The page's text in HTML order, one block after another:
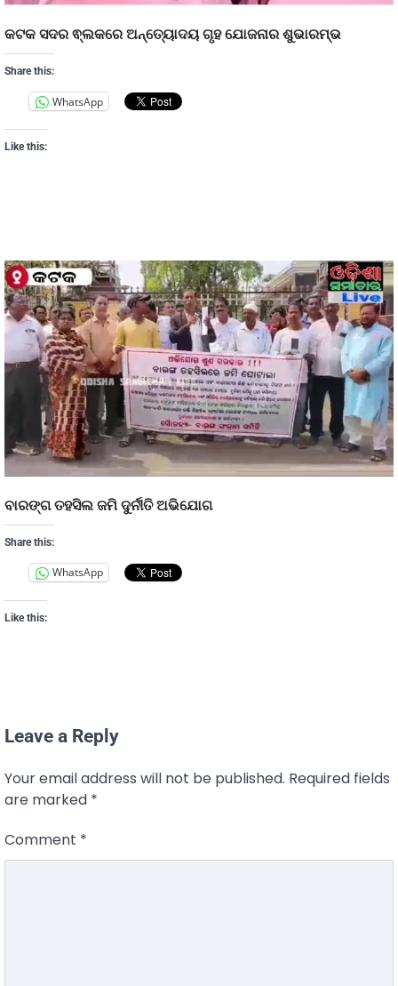
କଟକ ସଦର ଵ୍ଲକରେ ଅନ୍ତ୍ୟୋଦୟ ଗୃହ ଯୋଜନାର ଶୁଭାରମ୍ଭ
Share this:
WhatsApp
Like this:
ବାରଙ୍ଗ ତହସିଲ ଜମି ଦୁର୍ନୀତି ଅଭିଯୋଗ
Share this:
WhatsApp
Like this:
Leave a Reply
Your email address will not be published. Required fields
are marked *
Comment *